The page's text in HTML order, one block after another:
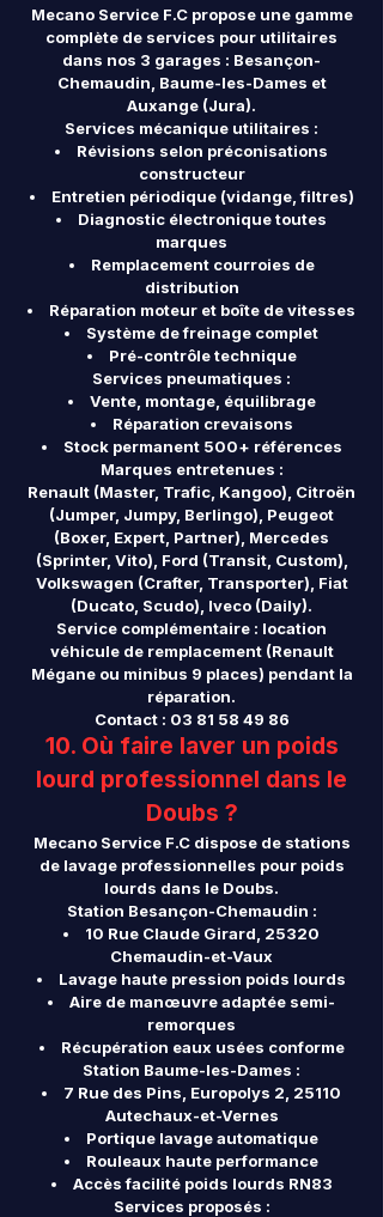
Mecano Service F.C propose une gamme
complète de services pour utilitaires
dans nos 3 garages : Besançon-
Chemaudin, Baume-les-Dames et
Auxange (Jura).
Services mécanique utilitaires :
Révisions selon préconisations
constructeur
Entretien périodique (vidange, filtres)
Diagnostic électronique toutes
marques
Remplacement courroies de
distribution
Réparation moteur et boîte de vitesses
Système de freinage complet
Pré-contrôle technique
Services pneumatiques :
Vente, montage, équilibrage
Réparation crevaisons
Stock permanent 500+ références
Marques entretenues :
Renault (Master, Trafic, Kangoo), Citroën
(Jumper, Jumpy, Berlingo), Peugeot
(Boxer, Expert, Partner), Mercedes
(Sprinter, Vito), Ford (Transit, Custom),
Volkswagen (Crafter, Transporter), Fiat
(Ducato, Scudo), Iveco (Daily).
Service complémentaire : location
véhicule de remplacement (Renault
Mégane ou minibus 9 places) pendant la
réparation.
Contact : 03 81 58 49 86
10. Où faire laver un poids
lourd professionnel dans le
Doubs ?
Mecano Service F.C dispose de stations
de lavage professionnelles pour poids
lourds dans le Doubs.
Station Besançon-Chemaudin :
10 Rue Claude Girard, 25320
Chemaudin-et-Vaux
Lavage haute pression poids lourds
Aire de manœuvre adaptée semi-
remorques
Récupération eaux usées conforme
Station Baume-les-Dames :
7 Rue des Pins, Europolys 2, 25110
Autechaux-et-Vernes
Portique lavage automatique
Rouleaux haute performance
Accès facilité poids lourds RN83
Services proposés :